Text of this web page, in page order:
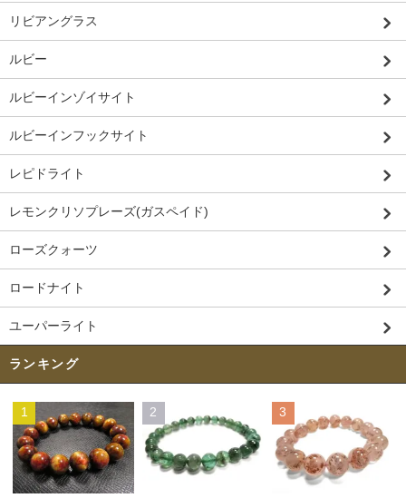
リビアングラス
ルビー
ルビーインゾイサイト
ルビーインフックサイト
レピドライト
レモンクリソプレーズ(ガスペイド)
ローズクォーツ
ロードナイト
ユーパーライト
ランキング
1 2 3